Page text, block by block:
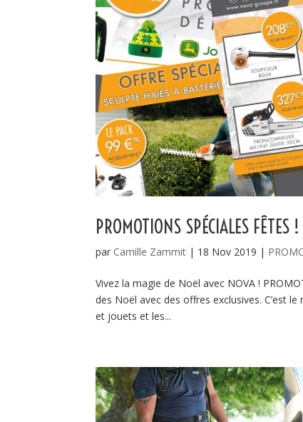
PROMOTIONS SPÉCIALES FÊTES !
par Camille Zammit | 18 Nov 2019 |
Vivez la magie de Noël avec NOVA !
des Noël avec des offres exclusives. C’est
et jouets et les...